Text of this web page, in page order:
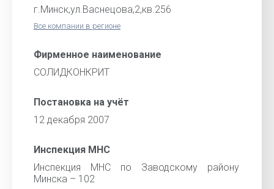
г.Минск,ул.Васнецова,2,кв.256
Все компании в регионе
Фирменное наименование
СОЛИДКОНКРИТ
Постановка на учёт
12 декабря 2007
Инспекция МНС
Инспекция МНС по Заводскому району
Минска – 102